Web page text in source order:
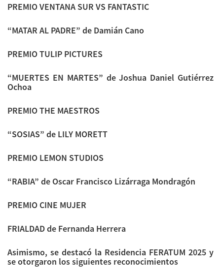
PREMIO VENTANA SUR VS FANTASTIC
“MATAR AL PADRE” de Damián Cano
PREMIO TULIP PICTURES
“MUERTES EN MARTES” de Joshua Daniel Gutiérrez
Ochoa
PREMIO THE MAESTROS
“SOSIAS” de LILY MORETT
PREMIO LEMON STUDIOS
“RABIA” de Oscar Francisco Lizárraga Mondragón
PREMIO CINE MUJER
FRIALDAD de Fernanda Herrera
Asimismo, se destacó la Residencia FERATUM 2025 y
se otorgaron los siguientes reconocimientos